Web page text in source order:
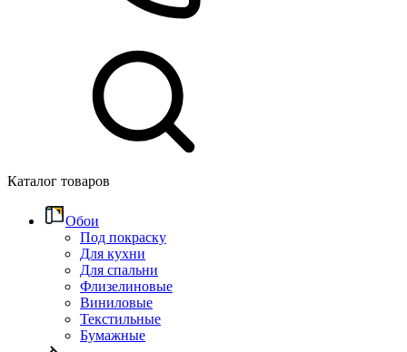
Каталог товаров
Обои
Под покраску
Для кухни
Для спальни
Флизелиновые
Виниловые
Текстильные
Бумажные